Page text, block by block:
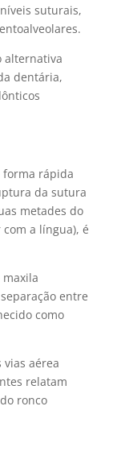
suturais,
alternativa
dentária,
forma rápida
da sutura
metades do
a língua), é
entre
como
aérea
relatam
ronco